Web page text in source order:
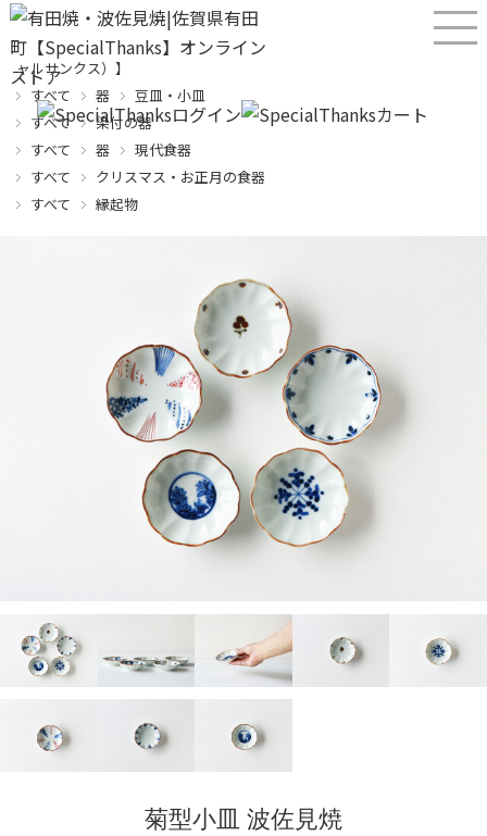
産直！有田焼、波佐見焼オンラインショップ【SPECIALTHANKS（スペシ
ャルサンクス）】
すべて
器
豆皿・小皿
すべて
染付の器
すべて
器
現代食器
すべて
クリスマス・お正月の食器
すべて
縁起物
菊型小皿 波佐見焼